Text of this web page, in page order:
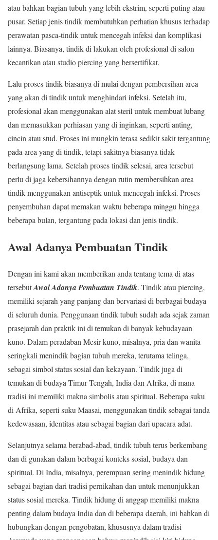
atau bahkan bagian tubuh yang lebih ekstrim, seperti puting atau
pusar. Setiap jenis tindik membutuhkan perhatian khusus terhadap
perawatan pasca-tindik untuk mencegah infeksi dan komplikasi
lainnya. Biasanya, tindik di lakukan oleh profesional di salon
kecantikan atau studio piercing yang bersertifikat.
Lalu proses tindik biasanya di mulai dengan pembersihan area
yang akan di tindik untuk menghindari infeksi. Setelah itu,
profesional akan menggunakan alat steril untuk membuat lubang
dan memasukkan perhiasan yang di inginkan, seperti anting,
cincin atau stud. Proses ini mungkin terasa sedikit sakit tergantung
pada area yang di tindik, tetapi sakitnya biasanya tidak
berlangsung lama. Setelah proses tindik selesai, area tersebut
perlu di jaga kebersihannya dengan rutin membersihkan area
tindik menggunakan antiseptik untuk mencegah infeksi. Proses
penyembuhan dapat memakan waktu beberapa minggu hingga
beberapa bulan, tergantung pada lokasi dan jenis tindik.
Awal Adanya Pembuatan Tindik
Dengan ini kami akan memberikan anda tentang tema di atas
tersebutAwal Adanya Pembuatan Tindik. Tindik atau piercing,
memiliki sejarah yang panjang dan bervariasi di berbagai budaya
di seluruh dunia. Penggunaan tindik tubuh sudah ada sejak zaman
prasejarah dan praktik ini di temukan di banyak kebudayaan
kuno. Dalam peradaban Mesir kuno, misalnya, pria dan wanita
seringkali menindik bagian tubuh mereka, terutama telinga,
sebagai simbol status sosial dan kekayaan. Tindik juga di
temukan di budaya Timur Tengah, India dan Afrika, di mana
tradisi ini memiliki makna simbolis atau spiritual. Beberapa suku
di Afrika, seperti suku Maasai, menggunakan tindik sebagai tanda
kedewasaan, identitas atau sebagai bagian dari upacara adat.
Selanjutnya selama berabad-abad, tindik tubuh terus berkembang
dan di gunakan dalam berbagai konteks sosial, budaya dan
spiritual. Di India, misalnya, perempuan sering menindik hidung
sebagai bagian dari tradisi pernikahan dan untuk menunjukkan
status sosial mereka. Tindik hidung di anggap memiliki makna
penting dalam budaya India dan di beberapa daerah, ini bahkan di
hubungkan dengan pengobatan, khususnya dalam tradisi